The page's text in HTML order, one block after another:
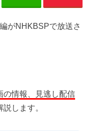
がNHKBSPで放送さ
の情報、見逃し配信
します。